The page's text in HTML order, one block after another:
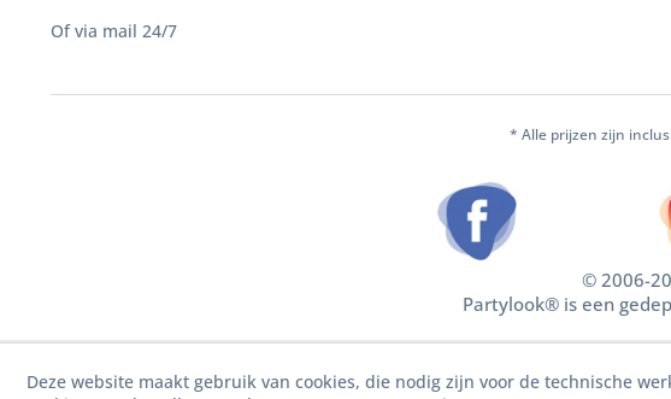
Of via mail 24/7
* Alle prijzen zijn
© 2006-
Partylook® is een
Deze website maakt gebruik van cookies, die nodig zijn voor de technische